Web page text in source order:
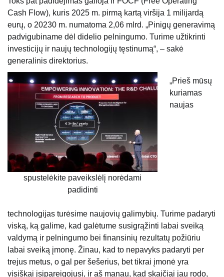
Cash Flow), kuris 2025 m. pirmą kartą viršija 1 milijardą
eurų, o 20230 m. numatoma 2,06 mlrd. „Pinigų generavimą
padvigubiname dėl didelio pelningumo. Turime užtikrinti
investicijų ir naujų technologijų tęstinumą“, – sakė
generalinis direktorius.
spustelėkite paveikslėlį norėdami
padidinti
„Prieš mūsų
kuriamas
naujas
technologijas turėsime naujovių galimybių. Turime padaryti
viską, ką galime, kad galėtume susigrąžinti labai sveiką
valdymą ir pelningumo bei finansinių rezultatų požiūriu
labai sveiką įmonę. Žinau, kad to nepavyks padaryti per
trejus metus, o gal per šešerius, bet tikrai įmonė yra
visiškai įsipareigojusi, ir aš manau, kad skaičiai jau rodo,